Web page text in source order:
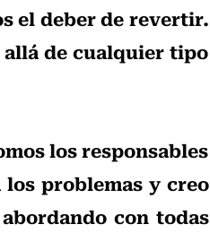
el deber de revertir.
allá de cualquier tipo
los responsables
problemas y creo
con todas